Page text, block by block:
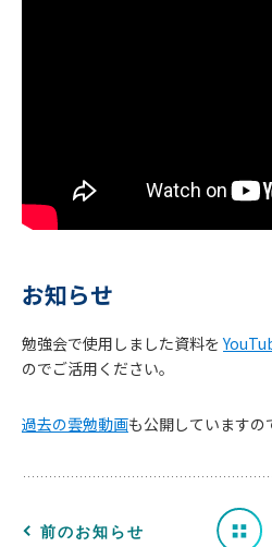
お知らせ
勉強会で使用しました資料を
のでご活用ください。
過去の雲勉動画も公開していますの
前のお知らせ
お
ら
せ
一